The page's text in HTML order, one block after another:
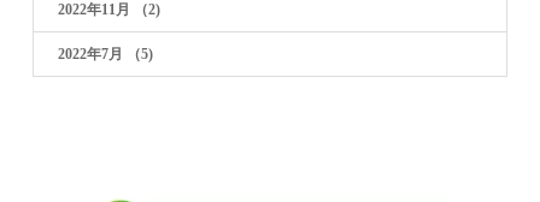
2022年11月 （2)
2022年7月 （5)